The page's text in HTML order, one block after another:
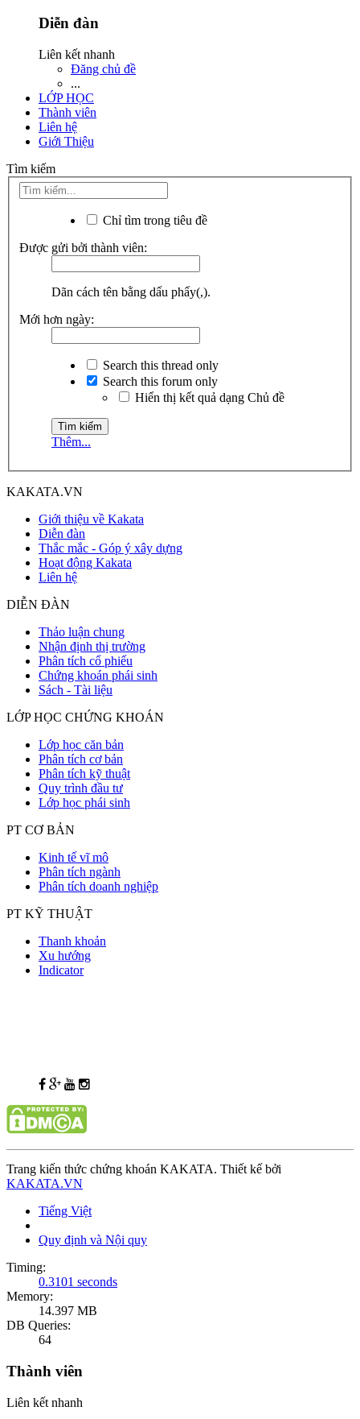
Diễn đàn
Liên kết nhanh
Đăng chủ đề
...
LỚP HỌC
Thành viên
Liên hệ
Giới Thiệu
Tìm kiếm
Chỉ tìm trong tiêu đề
Được gửi bởi thành viên:
Dãn cách tên bằng dấu phẩy(,).
Mới hơn ngày:
Search this thread only
Search this forum only
Hiển thị kết quả dạng Chủ đề
Thêm...
KAKATA.VN
Giới thiệu về Kakata
Diễn đàn
Thắc mắc - Góp ý xây dựng
Hoạt động Kakata
Liên hệ
DIỄN ĐÀN
Thảo luận chung
Nhận định thị trường
Phân tích cổ phiếu
Chứng khoán phái sinh
Sách - Tài liệu
LỚP HỌC CHỨNG KHOÁN
Lớp học căn bản
Phân tích cơ bản
Phân tích kỹ thuật
Quy trình đầu tư
Lớp học phái sinh
PT CƠ BẢN
Kinh tế vĩ mô
Phân tích ngành
Phân tích doanh nghiệp
PT KỸ THUẬT
Thanh khoản
Xu hướng
Indicator
Trang kiến thức chứng khoán KAKATA. Thiết kế bởi
KAKATA.VN
Tiếng Việt
Quy định và Nội quy
Timing:
0.3101 seconds
Memory:
14.397 MB
DB Queries:
64
Thành viên
Liên kết nhanh